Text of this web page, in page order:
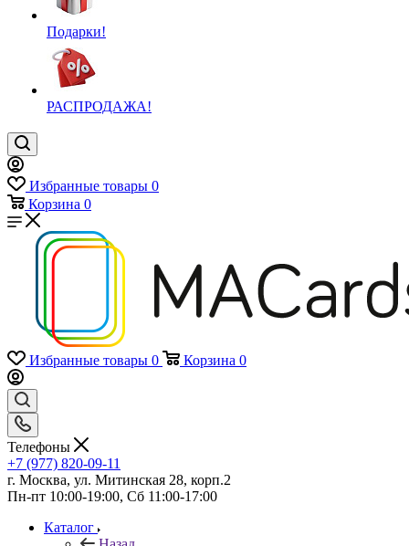
Подарки!
РАСПРОДАЖА!
Избранные товары 0
Корзина 0
Избранные товары 0 Корзина 0
Телефоны
+7 (977) 820-09-11
г. Москва, ул. Митинская 28, корп.2
Пн-пт 10:00-19:00, Сб 11:00-17:00
Каталог